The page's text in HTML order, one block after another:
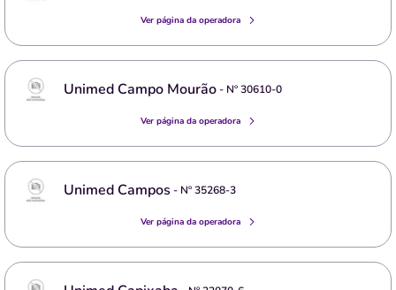
Ver página da operadora
Unimed Campo Mourão- Nº30610-0
Ver página da operadora
Unimed Campos - Nº35268-3
Ver página da operadora